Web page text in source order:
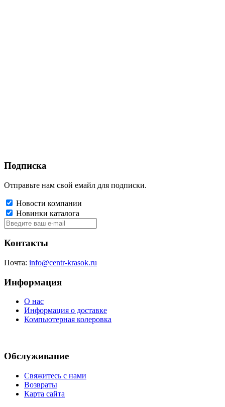
Подписка
Отправьте нам свой емайл для подписки.
Новости компании
Новинки каталога
Контакты
Почта: info@centr-krasok.ru
Информация
О нас
Информация о доставке
Компьютерная колеровка
Обслуживание
Свяжитесь с нами
Возвраты
Карта сайта